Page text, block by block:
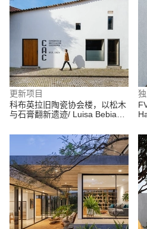
更新项目
科布英拉旧陶瓷协会楼，以松木
与石膏翻新遗迹/ Luisa Bebiano